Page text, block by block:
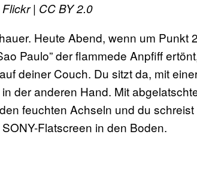
| CC BY 2.0
Heute Abend, wenn um Punkt
Paulo” der flammede Anpfiff
deiner Couch. Du sitzt da, mit
der anderen Hand. Mit
feuchten Achseln und du
Flatscreen in den Boden.